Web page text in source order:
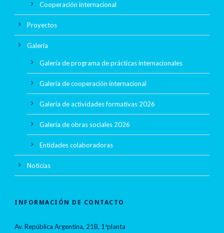
Cooperación internacional
Proyectos
Galería
Galería de programa de prácticas internacionales
Galería de cooperación internacional
Galería de actividades formativas 2026
Galería de obras sociales 2026
Entidades colaboradoras
Noticias
INFORMACIÓN DE CONTACTO
Av. República Argentina, 21B, 1ªplanta